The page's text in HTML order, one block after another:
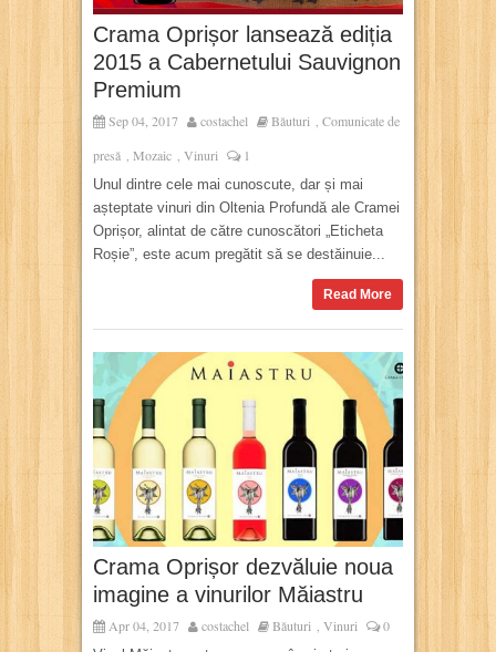
Crama Oprișor lansează ediția
2015 a Cabernetului Sauvignon
Premium
Sep 04, 2017 costachel Băuturi , Comunicate de
presă , Mozaic , Vinuri 1
Unul dintre cele mai cunoscute, dar și mai
așteptate vinuri din Oltenia Profundă ale Cramei
Oprișor, alintat de către cunoscători „Eticheta
Roșie”, este acum pregătit să se destăinuie...
Read More
Crama Oprișor dezvăluie noua
imagine a vinurilor Măiastru
Apr 04, 2017 costachel Băuturi Vinuri 0